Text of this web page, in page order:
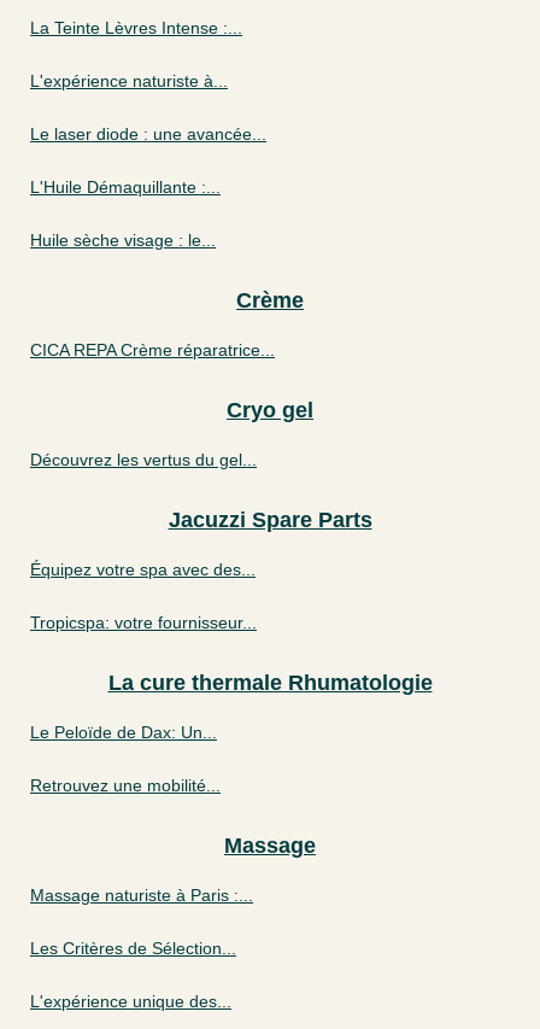
La Teinte Lèvres Intense :...
L'expérience naturiste à...
Le laser diode : une avancée...
L'Huile Démaquillante :...
Huile sèche visage : le...
Crème
CICA REPA Crème réparatrice...
Cryo gel
Découvrez les vertus du gel...
Jacuzzi Spare Parts
Équipez votre spa avec des...
Tropicspa: votre fournisseur...
La cure thermale Rhumatologie
Le Peloïde de Dax: Un...
Retrouvez une mobilité...
Massage
Massage naturiste à Paris :...
Les Critères de Sélection...
L'expérience unique des...